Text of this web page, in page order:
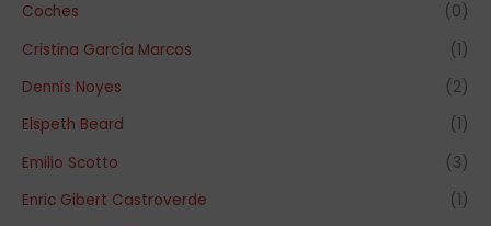
Coches
(0)
Cristina García Marcos
(1)
Dennis Noyes
(2)
Elspeth Beard
(1)
Emilio Scotto
(3)
Enric Gibert Castroverde
(1)